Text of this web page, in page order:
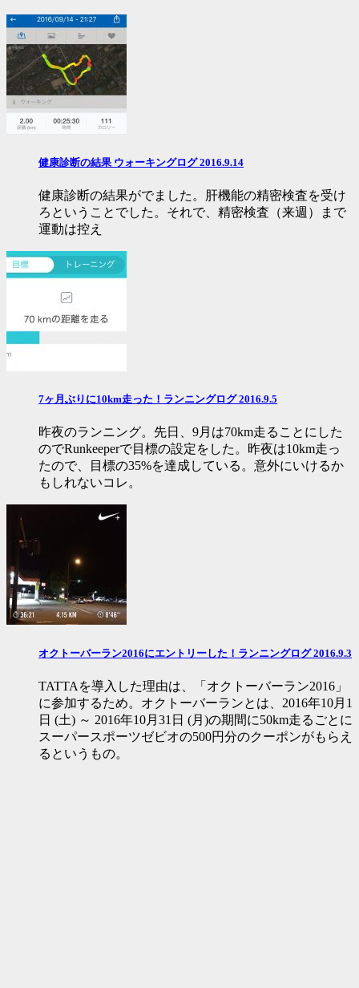
健康診断の結果 ウォーキングログ 2016.9.14
健康診断の結果がでました。肝機能の精密検査を受け
ろということでした。それで、精密検査（来週）まで
運動は控え
7ヶ月ぶりに10km走った！ランニングログ 2016.9.5
昨夜のランニング。先日、9月は70km走ることにした
のでRunkeeperで目標の設定をした。昨夜は10km走っ
たので、目標の35%を達成している。意外にいけるか
もしれないコレ。
オクトーバーラン2016にエントリーした！ランニングログ 2016.9.3
TATTAを導入した理由は、「オクトーバーラン2016」
に参加するため。オクトーバーランとは、2016年10月1
日 (土) ～ 2016年10月31日 (月)の期間に50km走るごとに
スーパースポーツゼビオの500円分のクーポンがもらえ
るというもの。